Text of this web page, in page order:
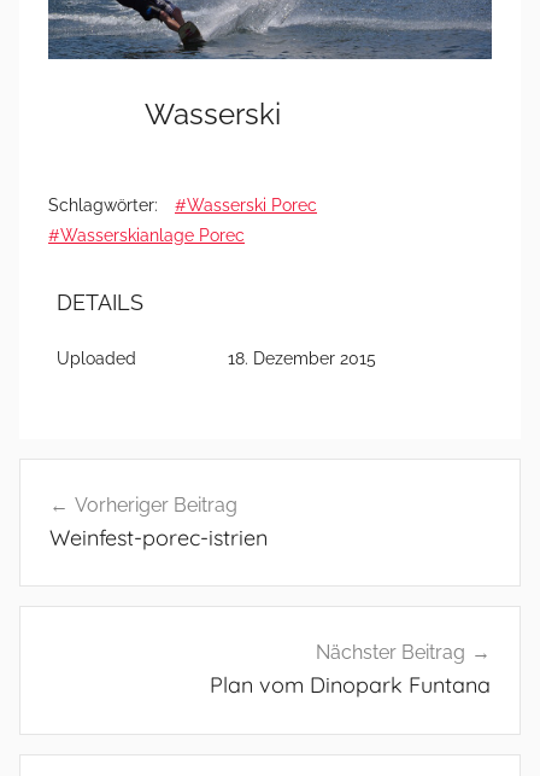
Wasserski
Schlagwörter:
#Wasserski Porec
#Wasserskianlage Porec
DETAILS
Uploaded 18. Dezember 2015
Vorheriger Beitrag
Weinfest-porec-istrien
Nächster Beitrag
Plan vom Dinopark Funtana